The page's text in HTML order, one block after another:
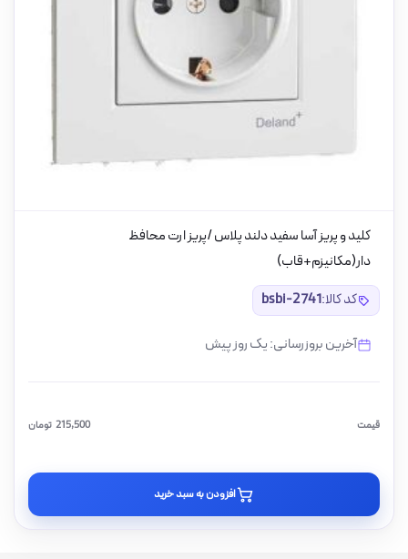
کلید و پریز آسا سفید دلند پلاس /پریز ارت محافظ
دار(مکانیزم+قاب)
کد کالا:bsbi-2741
آخرین بروزرسانی: یک روز پیش
قیمت تومان 215,500
افزودن به سبد خرید